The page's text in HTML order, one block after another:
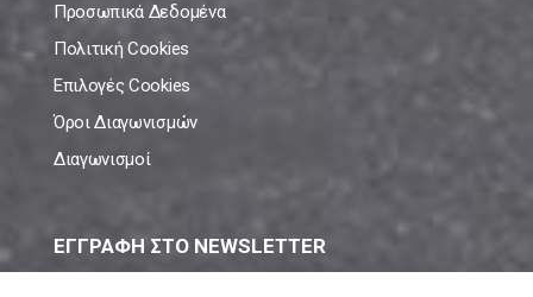
Προσωπικά Δεδομένα
Πολιτική Cookies
Επιλογές Cookies
Όροι Διαγωνισμών
Διαγωνισμοί
ΕΓΓΡΑΦΗ ΣΤΟ NEWSLETTER